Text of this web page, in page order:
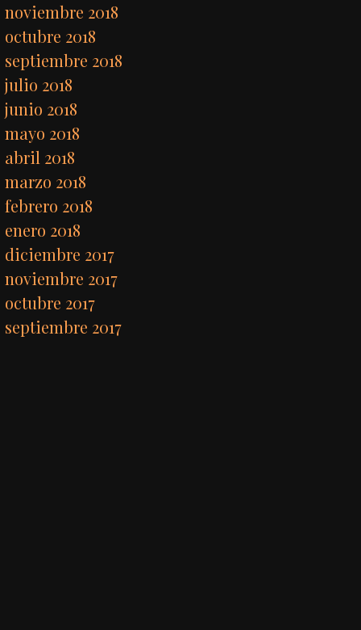
noviembre 2018
octubre 2018
septiembre 2018
julio 2018
junio 2018
mayo 2018
abril 2018
marzo 2018
febrero 2018
enero 2018
diciembre 2017
noviembre 2017
octubre 2017
septiembre 2017